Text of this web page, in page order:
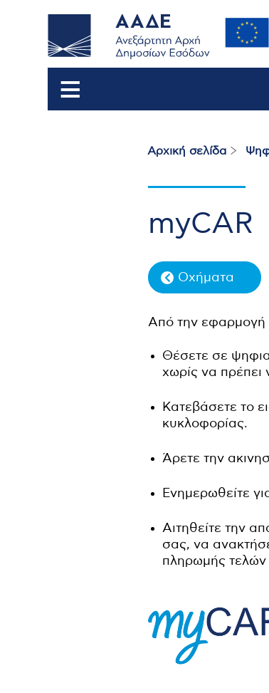
Αρχική σελίδα
myCAR
Οχήματα
Από την εφαρμογή
Θέσετε σε
χωρίς να
Κατεβάσετε το
κυκλοφορίας.
Άρετε την
Ενημερωθείτε
Αιτηθείτε την
σας, να
πληρωμής